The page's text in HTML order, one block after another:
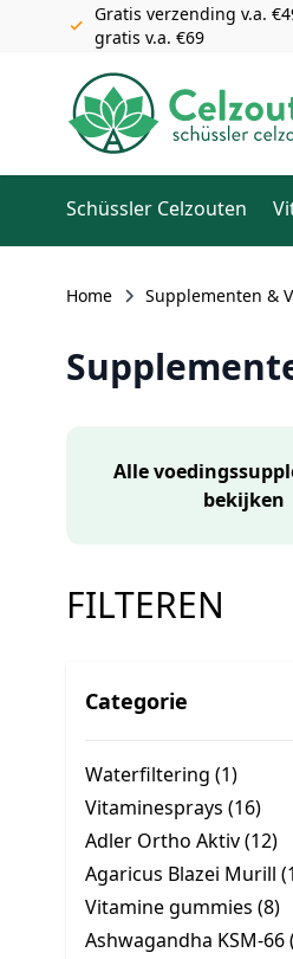
Gratis verzending v.a.
gratis v.a. €69
Schüssler Celzouten
Home Supplementen &
Alle
bekijken
FILTEREN
Categorie
Waterfiltering (1)
Vitaminesprays (16)
Adler Ortho Aktiv (12)
Agaricus Blazei Murill (1
Vitamine gummies (8)
Ashwagandha KSM-66 (